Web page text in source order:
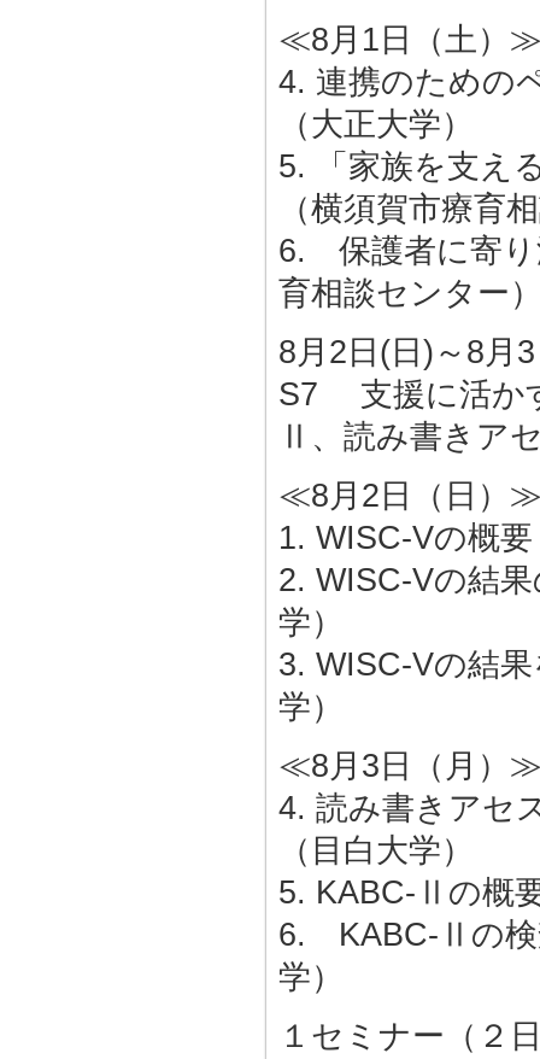
≪8月1日（土）
4. 連携のための
（大正大学）
5. 「家族を支
（横須賀市療育
6. 保護者に寄り
育相談センター
8月2日(日)～8月
S7 支援に活か
Ⅱ、読み書きア
≪8月2日（日）
1. WISC-Vの概
2. WISC-Vの結
学）
3. WISC-Vの結
学）
≪8月3日（月）
4. 読み書きア
（目白大学）
5. KABC-Ⅱの概
6. KABC-Ⅱの検
学）
１セミナー（